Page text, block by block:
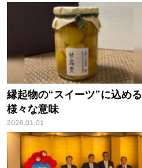
縁起物の“スイーツ”に込める
様々な意味
2026.01.01